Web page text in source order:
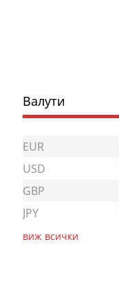
Валути
EUR
USD
GBP
JPY
виж всички